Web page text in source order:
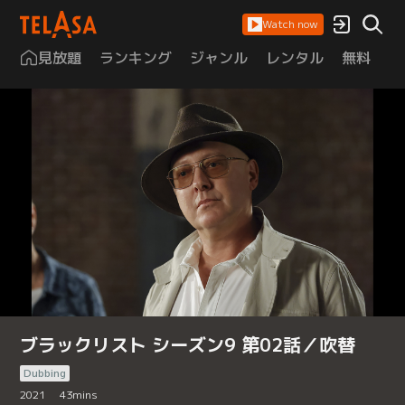
Watch now
見放題 ランキング ジャンル レンタル 無料
ブラックリスト シーズン9 第02話／吹替
Dubbing
2021
43mins